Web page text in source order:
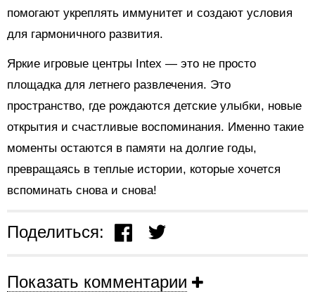
помогают укреплять иммунитет и создают условия
для гармоничного развития.
Яркие игровые центры Intex — это не просто
площадка для летнего развлечения. Это
пространство, где рождаются детские улыбки, новые
открытия и счастливые воспоминания. Именно такие
моменты остаются в памяти на долгие годы,
превращаясь в теплые истории, которые хочется
вспоминать снова и снова!
Поделиться:
Показать комментарии